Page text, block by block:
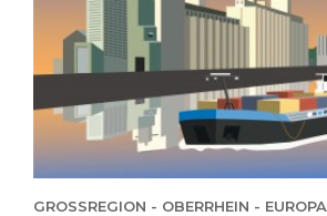
GROSSREGION - OBERRHEIN - EUROPA